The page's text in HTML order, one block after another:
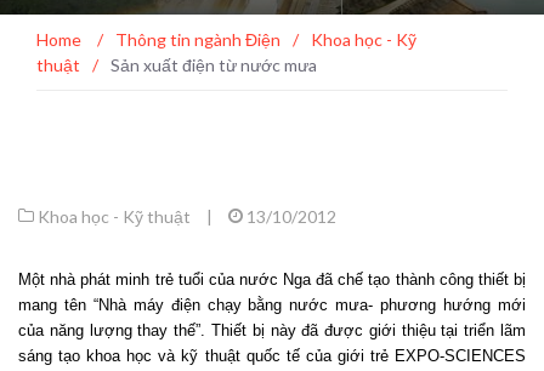
Home / Thông tin ngành Điện /
Khoa học - Kỹ
thuật
/ Sản xuất điện từ nước mưa
Khoa học - Kỹ thuật | 13/10/2012
Một nhà phát minh trẻ tuổi của nước Nga đã chế tạo thành công thiết bị
mang tên “Nhà máy điện chạy bằng nước mưa- phương hướng mới
của năng lượng thay thế”. Thiết bị này đã được giới thiệu tại triển lãm
sáng tạo khoa học và kỹ thuật quốc tế của giới trẻ EXPO-SCIENCES